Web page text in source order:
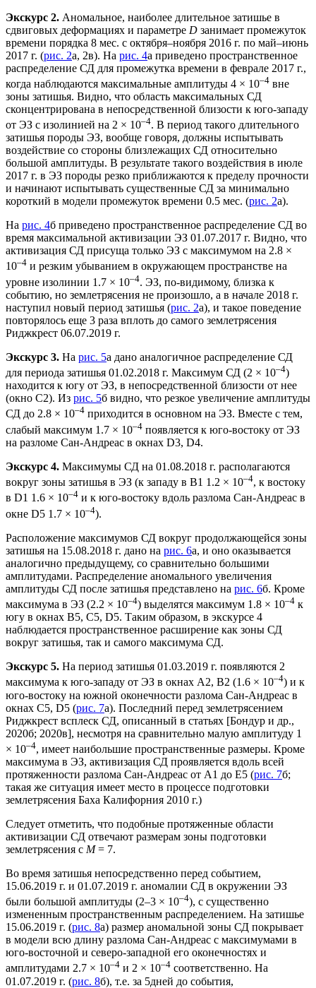
Экскурс 2. Аномальное, наиболее длительное затишье в
сдвиговых деформациях и параметре D занимает промежуток
времени порядка 8 мес. с октября–ноября 2016 г. по май–июнь
2017 г. (рис. 2а, 2в). На рис. 4а приведено пространственное
распределение СД для промежутка времени в феврале 2017 г.,
когда наблюдаются максимальные амплитуды 4 × 10–4 вне
зоны затишья. Видно, что область максимальных СД
сконцентрирована в непосредственной близости к юго-западу
от ЭЗ с изолинией на 2 × 10–4. В период такого длительного
затишья породы ЭЗ, вообще говоря, должны испытывать
воздействие со стороны близлежащих СД относительно
большой амплитуды. В результате такого воздействия в июле
2017 г. в ЭЗ породы резко приближаются к пределу прочности
и начинают испытывать существенные СД за минимально
короткий в модели промежуток времени 0.5 мес. (рис. 2а).
На рис. 4б приведено пространственное распределение СД во
время максимальной активизации ЭЗ 01.07.2017 г. Видно, что
активизация СД присуща только ЭЗ с максимумом на 2.8 ×
10–4 и резким убыванием в окружающем пространстве на
уровне изолинии 1.7 × 10–4. ЭЗ, по-видимому, близка к
событию, но землетрясения не произошло, а в начале 2018 г.
наступил новый период затишья (рис. 2а), и такое поведение
повторялось еще 3 раза вплоть до самого землетрясения
Риджкрест 06.07.2019 г.
Экскурс 3. На рис. 5а дано аналогичное распределение СД
для периода затишья 01.02.2018 г. Максимум СД (2 × 10–4)
находится к югу от ЭЗ, в непосредственной близости от нее
(окно С2). Из рис. 5б видно, что резкое увеличение амплитуды
СД до 2.8 × 10–4 приходится в основном на ЭЗ. Вместе с тем,
слабый максимум 1.7 × 10–4 появляется к юго-востоку от ЭЗ
на разломе Сан-Андреас в окнах D3, D4.
Экскурс 4. Максимумы СД на 01.08.2018 г. располагаются
вокруг зоны затишья в ЭЗ (к западу в В1 1.2 × 10–4, к востоку
в D1 1.6 × 10–4 и к юго-востоку вдоль разлома Сан-Андреас в
окне D5 1.7 × 10–4).
Расположение максимумов СД вокруг продолжающейся зоны
затишья на 15.08.2018 г. дано на рис. 6а, и оно оказывается
аналогично предыдущему, со сравнительно большими
амплитудами. Распределение аномального увеличения
амплитуды СД после затишья представлено на рис. 6б. Кроме
максимума в ЭЗ (2.2 × 10–4) выделятся максимум 1.8 × 10–4 к
югу в окнах B5, C5, D5. Таким образом, в экскурсе 4
наблюдается пространственное расширение как зоны СД
вокруг затишья, так и самого максимума СД.
Экскурс 5. На период затишья 01.03.2019 г. появляются 2
максимума к юго-западу от ЭЗ в окнах А2, В2 (1.6 × 10–4) и к
юго-востоку на южной оконечности разлома Сан-Андреас в
окнах С5, D5 (рис. 7а). Последний перед землетрясением
Риджкрест всплеск СД, описанный в статьях [Бондур и др.,
2020б; 2020в], несмотря на сравнительно малую амплитуду 1
× 10–4, имеет наибольшие пространственные размеры. Кроме
максимума в ЭЗ, активизация СД проявляется вдоль всей
протяженности разлома Сан-Андреас от А1 до Е5 (рис. 7б;
такая же ситуация имеет место в процессе подготовки
землетрясения Баха Калифорния 2010 г.)
Следует отметить, что подобные протяженные области
активизации СД отвечают размерам зоны подготовки
землетрясения с М= 7.
Во время затишья непосредственно перед событием,
15.06.2019 г. и 01.07.2019 г. аномалии СД в окружении ЭЗ
были большой амплитуды (2–3 × 10–4), с существенно
измененным пространственным распределением. На затишье
15.06.2019 г. (рис. 8а) размер аномальной зоны СД покрывает
в модели всю длину разлома Сан-Андреас с максимумами в
юго-восточной и северо-западной его оконечностях и
амплитудами 2.7 × 10–4 и 2 × 10–4 соответственно. На
01.07.2019 г. (рис. 8б), т.е. за 5дней до события,